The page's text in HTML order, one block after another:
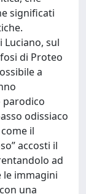
significati
Luciano, sul
di Proteo
a
parodico
odissiaco
il
accosti il
ad
le immagini
una